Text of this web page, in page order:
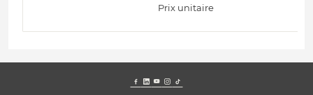
Prix unitaire